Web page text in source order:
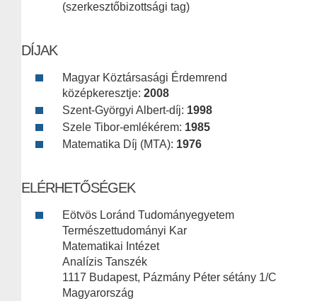
(szerkesztőbizottsági tag)
DÍJAK
Magyar Köztársasági Érdemrend
középkeresztje: 2008
Szent-Györgyi Albert-díj: 1998
Szele Tibor-emlékérem: 1985
Matematika Díj (MTA): 1976
ELÉRHETŐSÉGEK
Eötvös Loránd Tudományegyetem
Természettudományi Kar
Matematikai Intézet
Analízis Tanszék
1117 Budapest, Pázmány Péter sétány 1/C
Magyarország